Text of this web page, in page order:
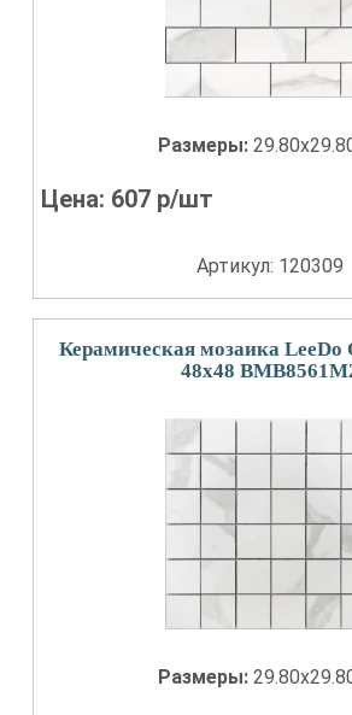
Размеры:
Цена: 607 р/шт
Артикул: 120309
Керамическая мозаика LeeDo
48x48
Размеры: